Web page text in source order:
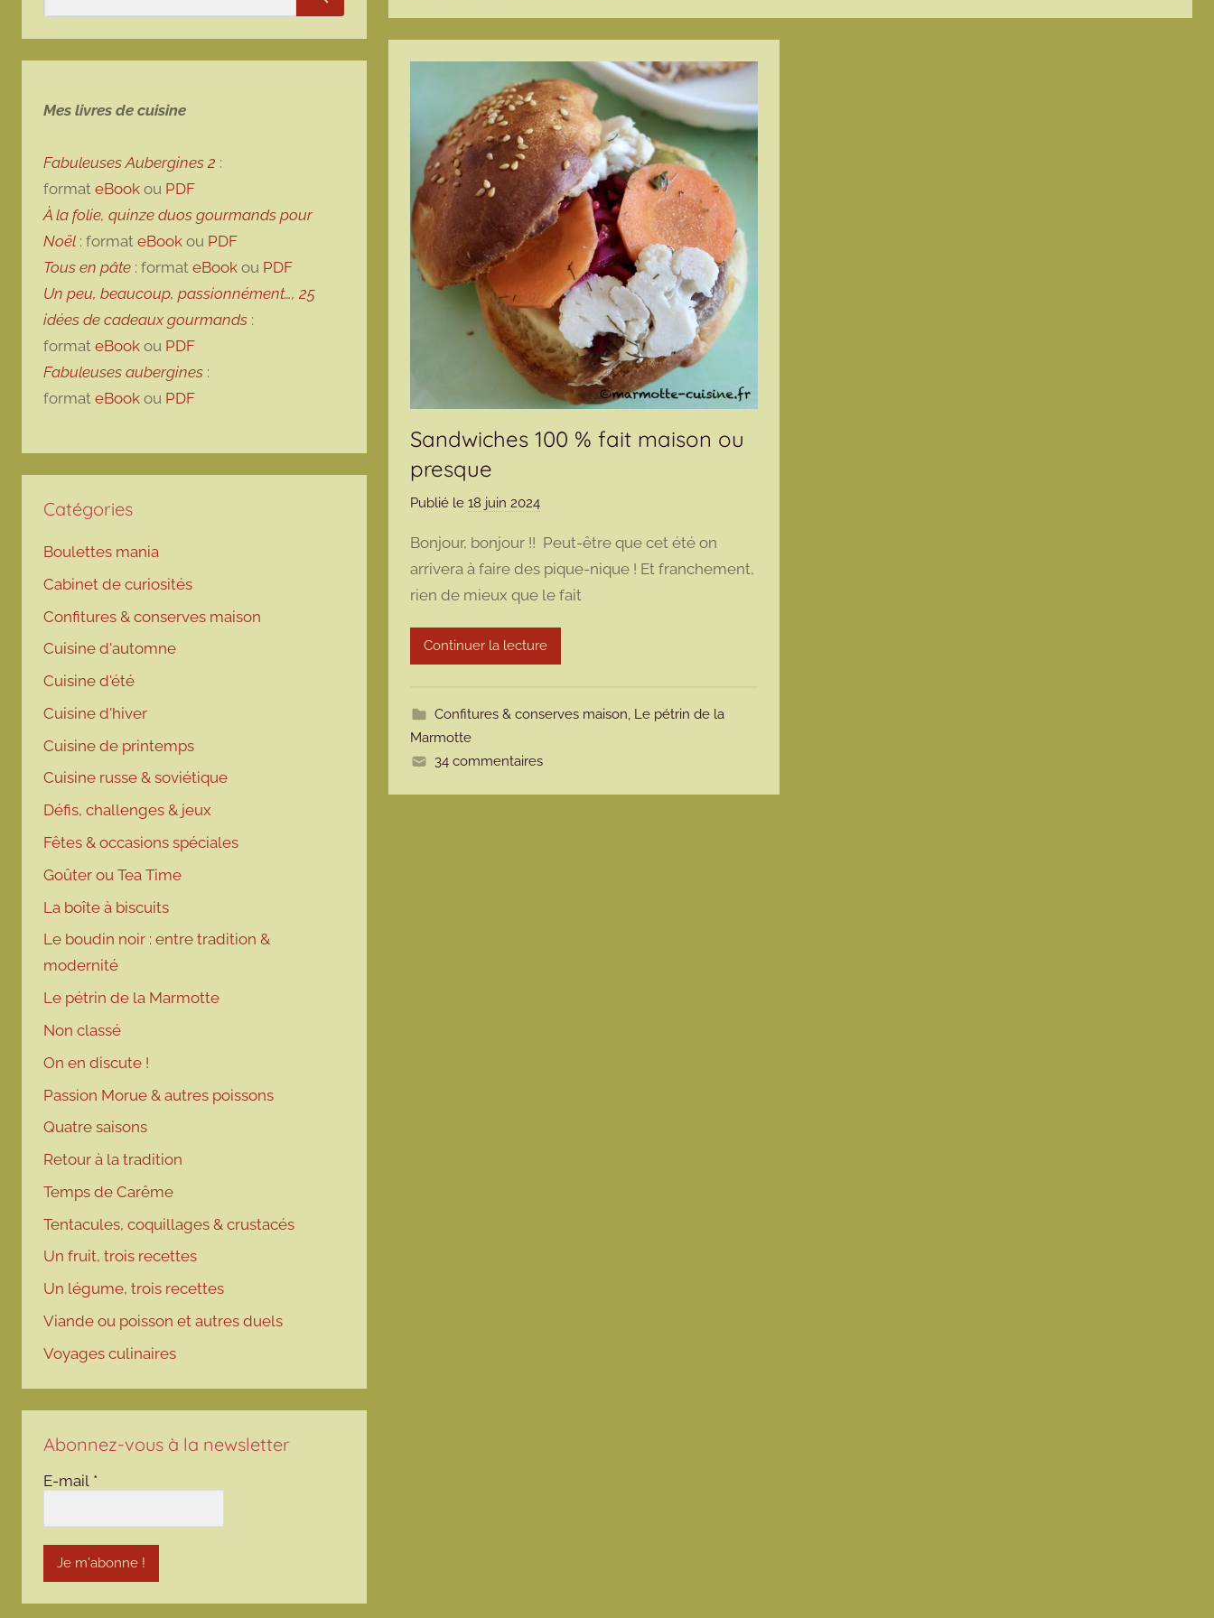
Sandwiches 100 % fait maison ou
presque
Publié le 18 juin 2024p
r
m
a
m
o
t
Bonjour, bonjour !! Peut-être que cet été on
arrivera à faire des pique-nique ! Et franchement,
rien de mieux que le fait
Continuer la lecture
Confitures & conserves maison, Le pétrin de la
Marmotte
34 commentaires
Rechercher
Mes livres de cuisine
Fabuleuses Aubergines 2 :
format eBook ou PDF
À la folie, quinze duos gourmands pour
Noël : format eBook ou PDF
Tous en pâte : format eBook ou PDF
Un peu, beaucoup, passionnément…, 25
idées de cadeaux gourmands :
format eBook ou PDF
Fabuleuses aubergines :
format eBook ou PDF
Catégories
Boulettes mania
Cabinet de curiosités
Confitures & conserves maison
Cuisine d'automne
Cuisine d'été
Cuisine d'hiver
Cuisine de printemps
Cuisine russe & soviétique
Défis, challenges & jeux
Fêtes & occasions spéciales
Goûter ou Tea Time
La boîte à biscuits
Le boudin noir : entre tradition &
modernité
Le pétrin de la Marmotte
Non classé
On en discute !
Passion Morue & autres poissons
Quatre saisons
Retour à la tradition
Temps de Carême
Tentacules, coquillages & crustacés
Un fruit, trois recettes
Un légume, trois recettes
Viande ou poisson et autres duels
Voyages culinaires
Abonnez-vous à la newsletter
E-mail *